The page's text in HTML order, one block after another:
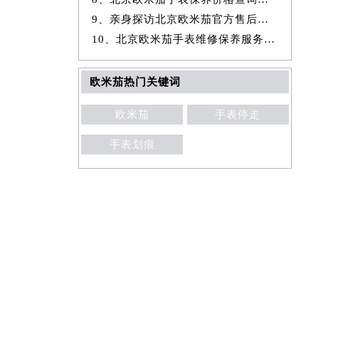
9、亲身探访北京欧米茄官方售后服务中心｜详细地址及服务电话（2026年7
10、北京欧米茄手表维修保养服务权威公示（2026年7月最新）
欧米茄热门关键词
欧米茄 手表停走
手表划痕